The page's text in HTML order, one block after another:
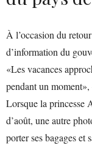
À l’occasion du
d’information du
«Les vacances
pendant un
Lorsque la princesse
d’août, une autre
porter ses bagages et